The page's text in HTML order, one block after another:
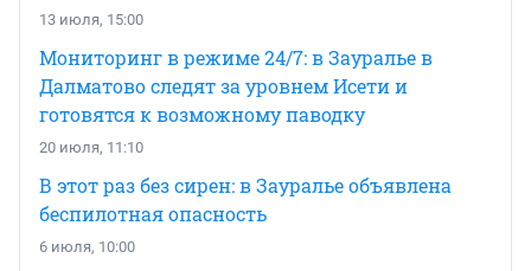
13 июля, 15:00
Мониторинг в режиме 24/7: в Зауралье в
Далматово следят за уровнем Исети и
готовятся к возможному паводку
20 июля, 11:10
В этот раз без сирен: в Зауралье объявлена
беспилотная опасность
6 июля, 10:00